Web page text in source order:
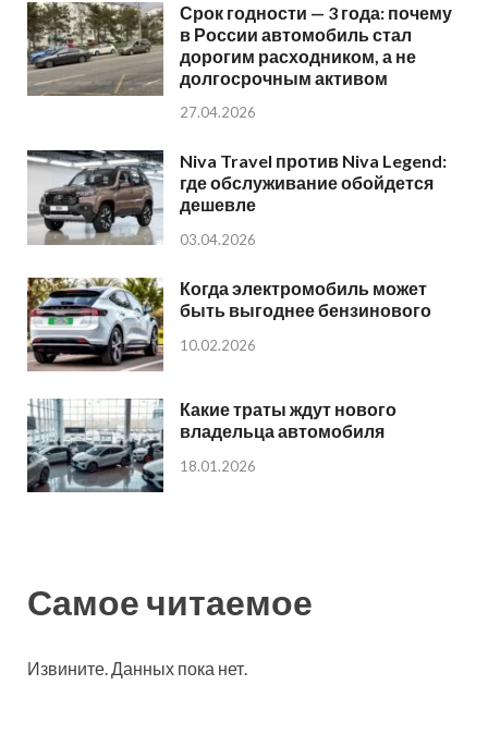
Срок годности — 3 года: почему
в России автомобиль стал
дорогим расходником, а не
долгосрочным активом
27.04.2026
Niva Travel против Niva Legend:
где обслуживание обойдется
дешевле
03.04.2026
Когда электромобиль может
быть выгоднее бензинового
10.02.2026
Какие траты ждут нового
владельца автомобиля
18.01.2026
Самое читаемое
Извините. Данных пока нет.